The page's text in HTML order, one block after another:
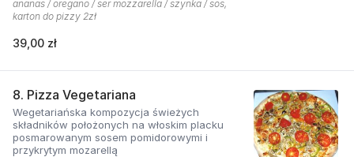
ananas / oregano / ser mozzarella / szynka / sos,
karton do pizzy 2zł
39,00 zł
8. Pizza Vegetariana
Wegetariańska kompozycja świeżych
składników położonych na włoskim placku
posmarowanym sosem pomidorowymi i
przykrytym mozarellą